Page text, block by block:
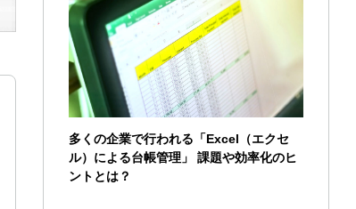
多くの企業で行われる「Excel（エクセ
ル）による台帳管理」 課題や効率化のヒ
ントとは？